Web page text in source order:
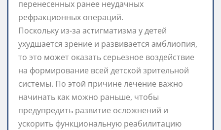
перенесенных ранее неудачных
рефракционных операций.
Поскольку из-за астигматизма у детей
ухудшается зрение и развивается амблиопия,
то это может оказать серьезное воздействие
на формирование всей детской зрительной
системы. По этой причине лечение важно
начинать как можно раньше, чтобы
предупредить развитие осложнений и
ускорить функциональную реабилитацию